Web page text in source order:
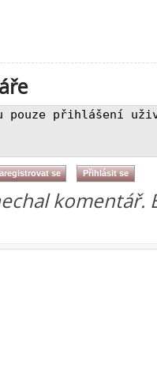
komentář.